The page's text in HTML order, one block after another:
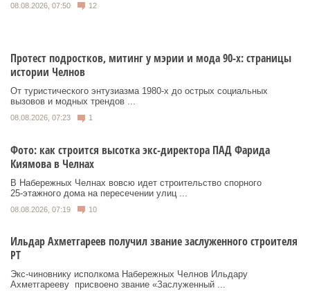
08.08.2026, 07:50 12
Протест подростков, митинг у мэрии и мода 90-х: страницы
истории Челнов
От туристического энтузиазма 1980‑х до острых социальных
вызовов и модных трендов ...
08.08.2026, 07:23 1
Фото: как строится высотка экс-директора ПАД Фарида
Киямова в Челнах
В Набережных Челнах вовсю идет строительство спорного
25‑этажного дома на пересечении улиц ...
08.08.2026, 07:19 10
Ильдар Ахметгареев получил звание заслуженного строителя
РТ
Экс‑чиновнику исполкома Набережных Челнов Ильдару
Ахметгарееву присвоено звание «Заслуженный ...